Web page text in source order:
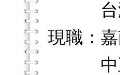
台灣
現職：
中正